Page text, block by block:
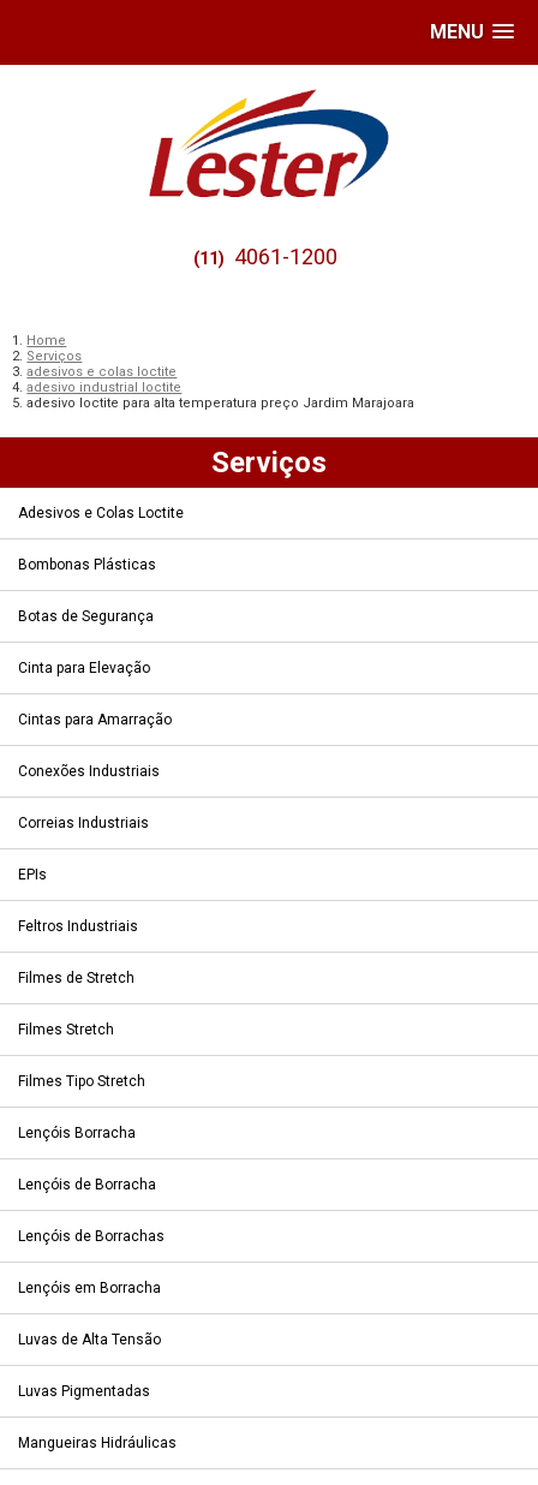
MENU
(11) 4061-1200
Home
Serviços
adesivos e colas loctite
adesivo industrial loctite
adesivo loctite para alta temperatura preço Jardim Marajoara
Serviços
Adesivos e Colas Loctite
Bombonas Plásticas
Botas de Segurança
Cinta para Elevação
Cintas para Amarração
Conexões Industriais
Correias Industriais
EPIs
Feltros Industriais
Filmes de Stretch
Filmes Stretch
Filmes Tipo Stretch
Lençóis Borracha
Lençóis de Borracha
Lençóis de Borrachas
Lençóis em Borracha
Luvas de Alta Tensão
Luvas Pigmentadas
Mangueiras Hidráulicas